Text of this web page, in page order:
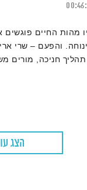
מהות החיים פוגשים
והפעם – שרי
תהליך חניכה, מורים
הצג